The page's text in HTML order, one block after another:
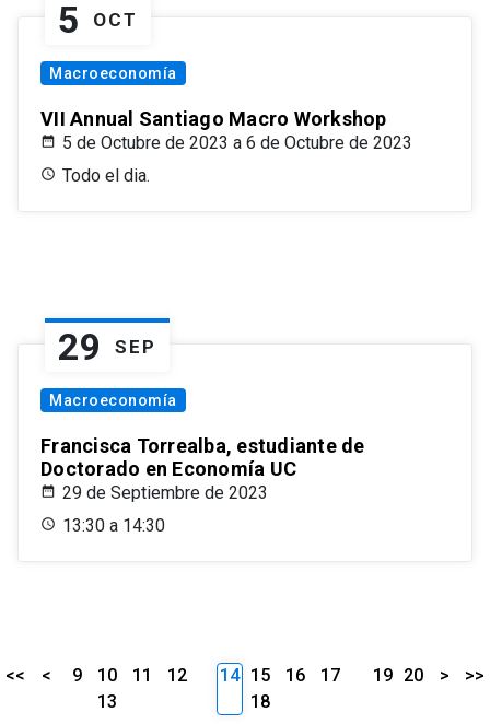
5 OCT
Macroeconomía
VII Annual Santiago Macro Workshop
5 de Octubre de 2023 a 6 de Octubre de 2023
Todo el dia.
29 SEP
Macroeconomía
Francisca Torrealba, estudiante de
Doctorado en Economía UC
29 de Septiembre de 2023
13:30 a 14:30
<< < 9 10 11
12
13
14 15 16
17
18
19 20 > >>